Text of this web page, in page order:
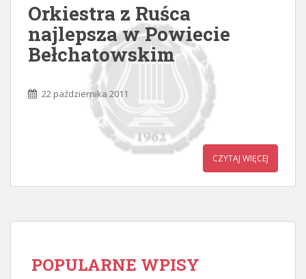
Orkiestra z Ruśca
najlepsza w Powiecie
Bełchatowskim
22 października 2011
CZYTAJ WIĘCEJ
POPULARNE WPISY